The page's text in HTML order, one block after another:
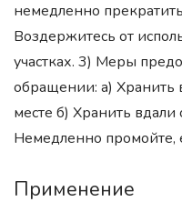
немедленно
Воздержитесь от
участках. 3) Меры
обращении: а) Хранить
месте б) Хранить
Немедленно промойте,
Применение